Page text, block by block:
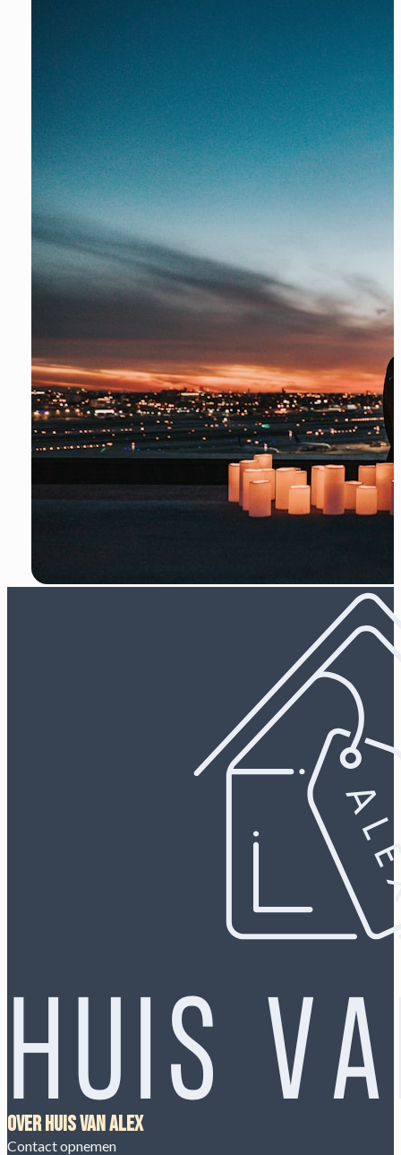
Over Huis van Alex
Contact opnemen